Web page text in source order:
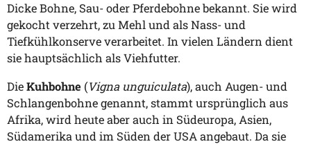
Dicke Bohne, Sau- oder Pferdebohne bekannt. Sie wird
gekocht verzehrt, zu Mehl und als Nass- und
Tiefkühlkonserve verarbeitet. In vielen Ländern dient
sie hauptsächlich als Viehfutter.
DieKuhbohne (Vigna unguiculata), auch Augen- und
Schlangenbohne genannt, stammt ursprünglich aus
Afrika, wird heute aber auch in Südeuropa, Asien,
Südamerika und im Süden der USA angebaut. Da sie